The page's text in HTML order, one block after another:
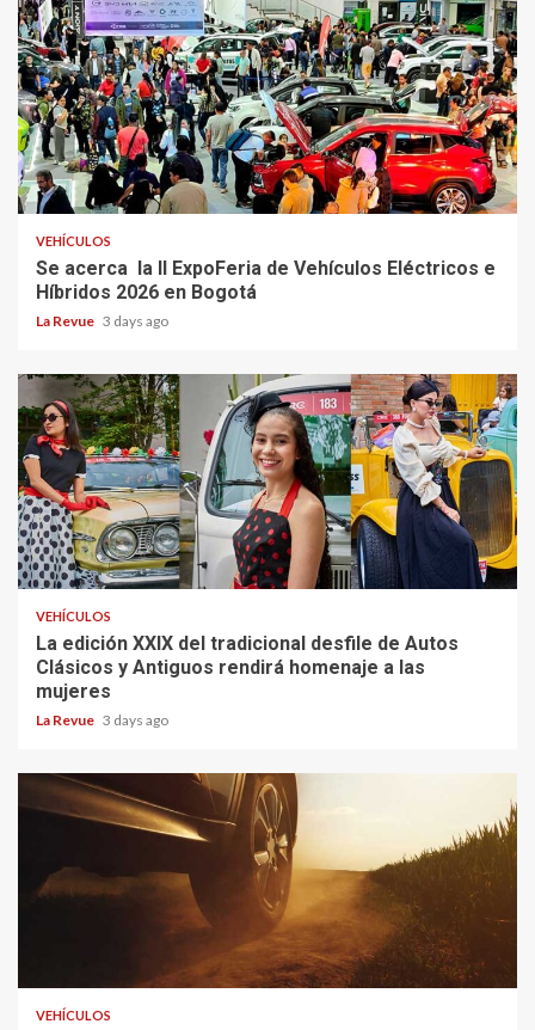
VEHÍCULOS
Se acerca la II ExpoFeria de Vehículos Eléctricos e
Híbridos 2026 en Bogotá
La Revue 3 days ago
VEHÍCULOS
La edición XXIX del tradicional desfile de Autos
Clásicos y Antiguos rendirá homenaje a las
mujeres
La Revue 3 days ago
VEHÍCULOS